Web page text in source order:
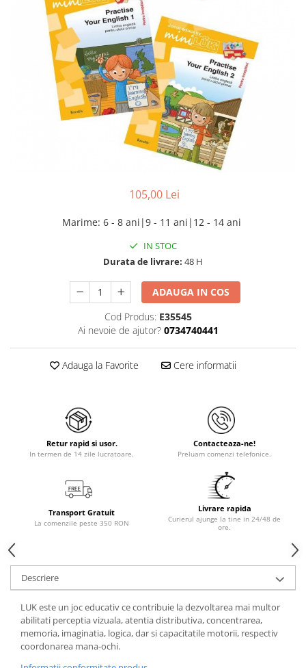
105,00 Lei
Marime: 6 - 8 ani|9 - 11 ani|12 - 14 ani
IN STOC
Durata de livrare: 48 H
ADAUGA IN COS
Cod Produs: E35545
Ai nevoie de ajutor? 0734740441
Adauga la Favorite Cere informatii
Retur rapid si usor.
In termen de 14 zile lucratoare.
Contacteaza-ne!
Preluam comenzi telefonice.
Transport Gratuit
La comenzile peste 350 RON
Livrare rapida
Curierul ajunge la tine in 24/48 de
ore.
Descriere
LUK este un joc educativ ce contribuie la dezvoltarea mai multor
abilitati perceptia vizuala, atentia distributiva, concentrarea,
memoria, imaginatia, logica, dar si capacitatile motorii, respectiv
coordonarea mana-ochi.